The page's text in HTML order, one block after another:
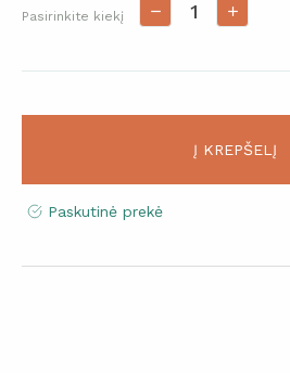
Pasirinkite kiekį
Į KREPŠELĮ
Paskutinė prekė